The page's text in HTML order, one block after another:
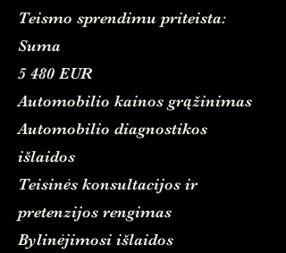
Teismo sprendimu priteista:
Suma
5 480 EUR
Automobilio kainos grąžinimas
Automobilio diagnostikos
išlaidos
Teisinės konsultacijos ir
pretenzijos rengimas
Bylinėjimosi išlaidos